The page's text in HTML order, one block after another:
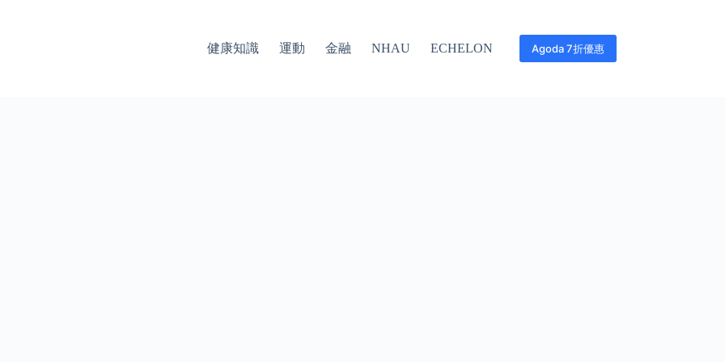
健康知識 運動 金融 NHAU ECHELON Agoda 7折優惠